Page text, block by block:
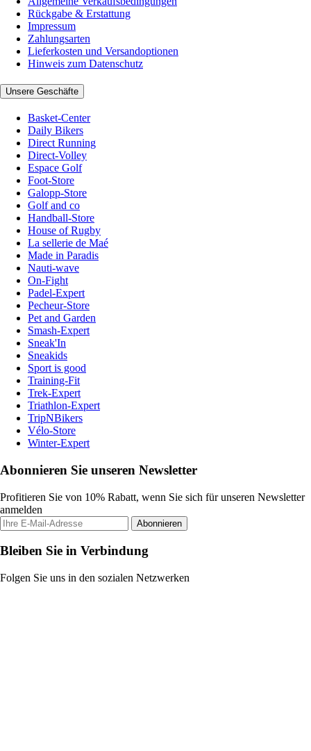
Rückgabe & Erstattung
Impressum
Zahlungsarten
Lieferkosten und Versandoptionen
Hinweis zum Datenschutz
Unsere Geschäfte
Basket-Center
Daily Bikers
Direct Running
Direct-Volley
Espace Golf
Foot-Store
Galopp-Store
Golf and co
Handball-Store
House of Rugby
La sellerie de Maé
Made in Paradis
Nauti-wave
On-Fight
Padel-Expert
Pecheur-Store
Pet and Garden
Smash-Expert
Sneak'In
Sneakids
Sport is good
Training-Fit
Trek-Expert
Triathlon-Expert
TripNBikers
Vélo-Store
Winter-Expert
Abonnieren Sie unseren Newsletter
Profitieren Sie von 10% Rabatt, wenn Sie sich für unseren Newsletter
anmelden
Abonnieren
Bleiben Sie in Verbindung
Folgen Sie uns in den sozialen Netzwerken